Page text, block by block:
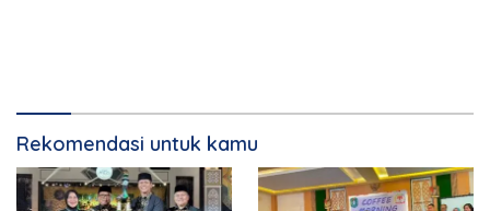
Rekomendasi untuk kamu